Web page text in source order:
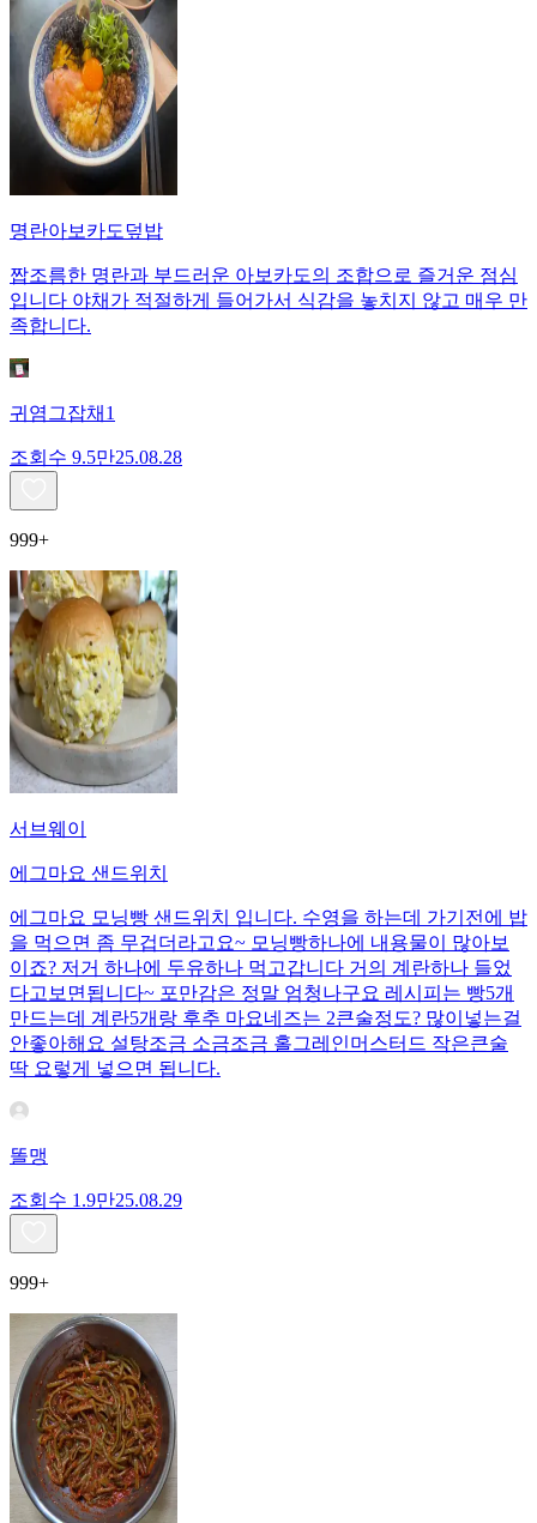
명란아보카도덮밥
짭조름한 명란과 부드러운 아보카도의 조합으로 즐거운 점심
입니다 야채가 적절하게 들어가서 식감을 놓치지 않고 매우 만
족합니다.
귀염그잡채1
조회수 9.5만25.08.28
999+
서브웨이
에그마요 샌드위치
에그마요 모닝빵 샌드위치 입니다. 수영을 하는데 가기전에 밥
을 먹으면 좀 무겁더라고요~ 모닝빵하나에 내용물이 많아보
이죠? 저거 하나에 두유하나 먹고갑니다 거의 계란하나 들었
다고보면됩니다~ 포만감은 정말 엄청나구요 레시피는 빵5개
만드는데 계란5개랑 후추 마요네즈는 2큰술정도? 많이넣는걸
안좋아해요 설탕조금 소금조금 홀그레인머스터드 작은큰술
딱 요렇게 넣으면 됩니다.
똘맹
조회수 1.9만25.08.29
999+